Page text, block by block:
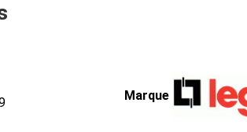
Marque